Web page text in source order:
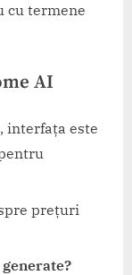
cu termene
AI
interfața este
prețuri